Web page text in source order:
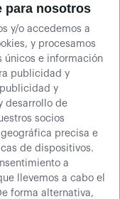
para nosotros
y/o accedemos a
y procesamos
únicos e información
publicidad y
y
desarrollo de
socios
precisa e
de dispositivos.
a
llevemos a cabo el
forma alternativa,
A partir de
46,07 €
metálica sin
J200 Azul y
Naranja
poner orden en
y trasteros